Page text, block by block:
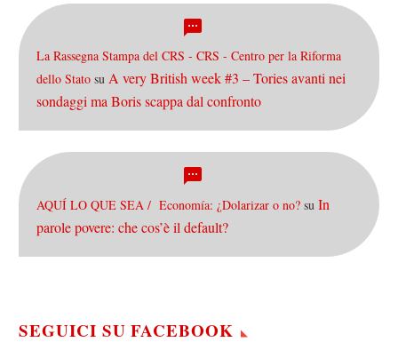
La Rassegna Stampa del CRS - CRS - Centro per la Riforma
dello Stato su A very British week #3 – Tories avanti nei
sondaggi ma Boris scappa dal confronto
AQUÍ LO QUE SEA / Economía: ¿Dolarizar o no? su In
parole povere: che cos’è il default?
SEGUICI SU FACEBOOK